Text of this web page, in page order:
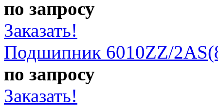
по запросу
Заказать!
Подшипник 6010ZZ/
по запросу
Заказать!